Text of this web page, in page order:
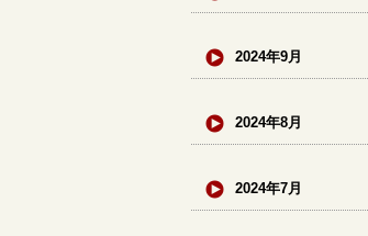
2024年9月
2024年8月
2024年7月